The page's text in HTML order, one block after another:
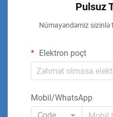
Pulsuz
Nümayəndəmiz sizinlə
Elektron poçt
Mobil/WhatsApp